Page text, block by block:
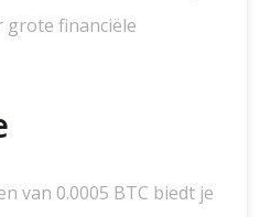
grote financiële
van 0.0005 BTC biedt je